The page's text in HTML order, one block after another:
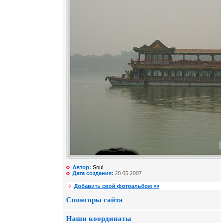
Автор: Soul
Дата создания: 20.05.2007
Добавить свой фотоальбом »»
Спонсоры сайта
Наши координаты